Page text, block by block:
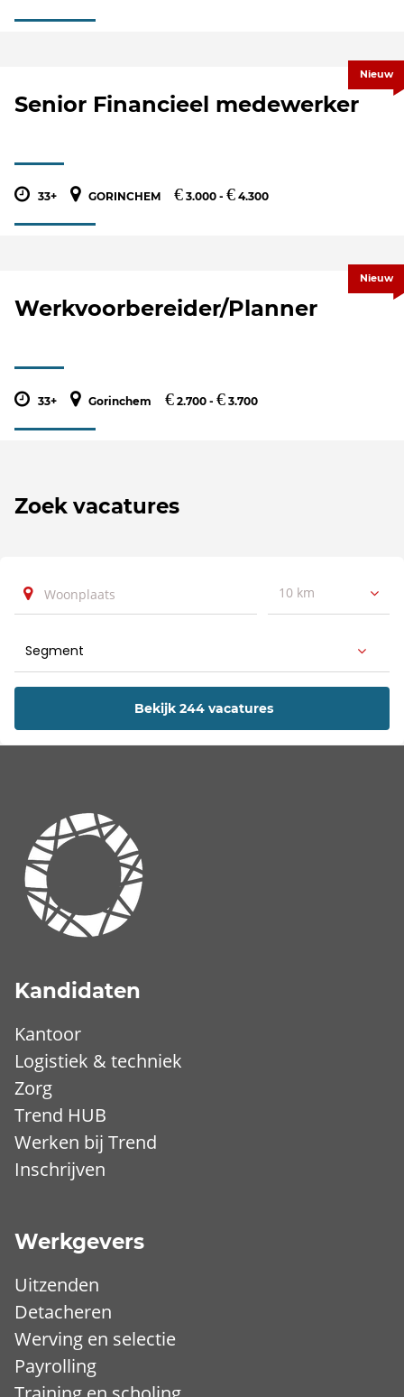
Senior Financieel medewerker
33+ GORINCHEM € 3.000 - € 4.300
Nieuw
Werkvoorbereider/Planner
33+ Gorinchem € 2.700 - € 3.700
Nieuw
Zoek vacatures
10 km
Bekijk 244 vacatures
Kandidaten
Kantoor
Logistiek & techniek
Zorg
Trend HUB
Werken bij Trend
Inschrijven
Werkgevers
Uitzenden
Detacheren
Werving en selectie
Payrolling